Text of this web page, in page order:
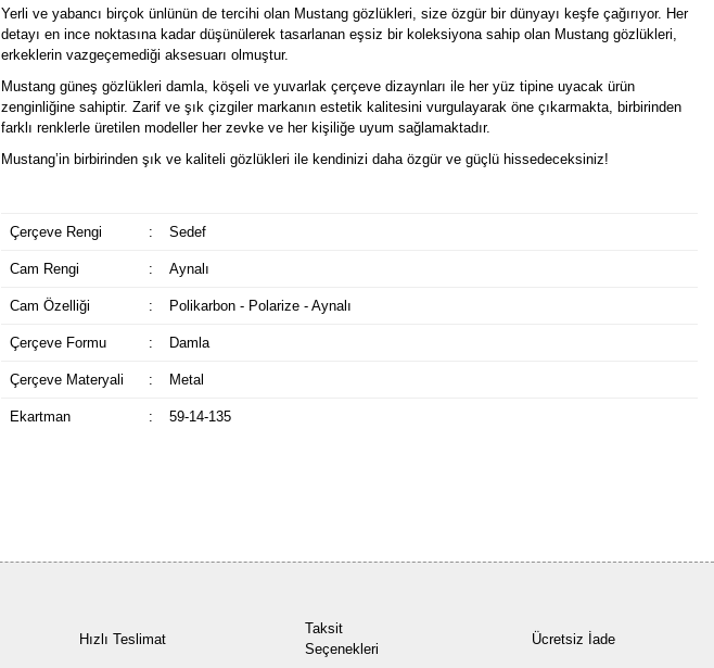
Yerli ve yabancı birçok ünlünün de tercihi olan Mustang gözlükleri, size özgür bir dünyayı keşfe çağırıyor. Her
detayı en ince noktasına kadar düşünülerek tasarlanan eşsiz bir koleksiyona sahip olan Mustang gözlükleri,
erkeklerin vazgeçemediği aksesuarı olmuştur.
Mustang güneş gözlükleri damla, köşeli ve yuvarlak çerçeve dizaynları ile her yüz tipine uyacak ürün
zenginliğine sahiptir. Zarif ve şık çizgiler markanın estetik kalitesini vurgulayarak öne çıkarmakta, birbirinden
farklı renklerle üretilen modeller her zevke ve her kişiliğe uyum sağlamaktadır.
Mustang’in birbirinden şık ve kaliteli gözlükleri ile kendinizi daha özgür ve güçlü hissedeceksiniz!
Çerçeve Rengi : Sedef
Cam Rengi : Aynalı
Cam Özelliği : Polikarbon - Polarize - Aynalı
Çerçeve Formu : Damla
Çerçeve Materyali : Metal
Ekartman : 59-14-135
Hızlı Teslimat
Taksit
Seçenekleri
Ücretsiz İade